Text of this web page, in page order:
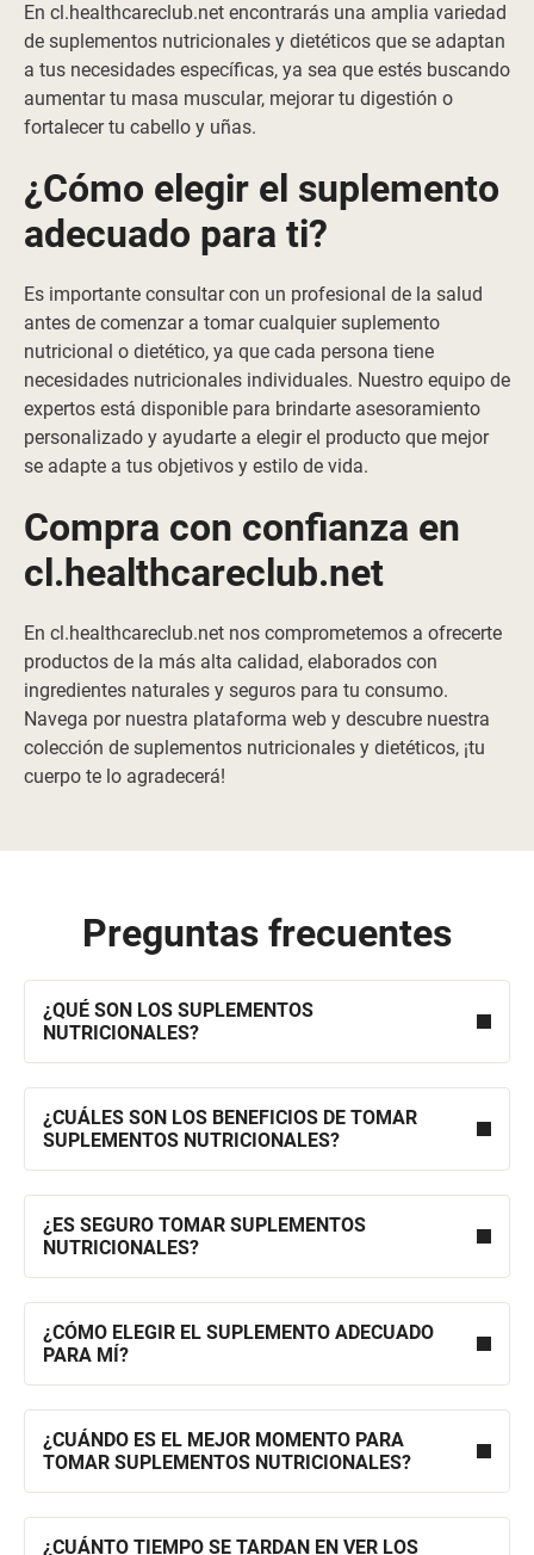
En cl.healthcareclub.net encontrarás una amplia variedad
de suplementos nutricionales y dietéticos que se adaptan
a tus necesidades específicas, ya sea que estés buscando
aumentar tu masa muscular, mejorar tu digestión o
fortalecer tu cabello y uñas.
¿Cómo elegir el suplemento
adecuado para ti?
Es importante consultar con un profesional de la salud
antes de comenzar a tomar cualquier suplemento
nutricional o dietético, ya que cada persona tiene
necesidades nutricionales individuales. Nuestro equipo de
expertos está disponible para brindarte asesoramiento
personalizado y ayudarte a elegir el producto que mejor
se adapte a tus objetivos y estilo de vida.
Compra con confianza en
cl.healthcareclub.net
En cl.healthcareclub.net nos comprometemos a ofrecerte
productos de la más alta calidad, elaborados con
ingredientes naturales y seguros para tu consumo.
Navega por nuestra plataforma web y descubre nuestra
colección de suplementos nutricionales y dietéticos, ¡tu
cuerpo te lo agradecerá!
Preguntas frecuentes
¿QUÉ SON LOS SUPLEMENTOS
NUTRICIONALES?
¿CUÁLES SON LOS BENEFICIOS DE TOMAR
SUPLEMENTOS NUTRICIONALES?
¿ES SEGURO TOMAR SUPLEMENTOS
NUTRICIONALES?
¿CÓMO ELEGIR EL SUPLEMENTO ADECUADO
PARA MÍ?
¿CUÁNDO ES EL MEJOR MOMENTO PARA
TOMAR SUPLEMENTOS NUTRICIONALES?
¿CUÁNTO TIEMPO SE TARDAN EN VER LOS